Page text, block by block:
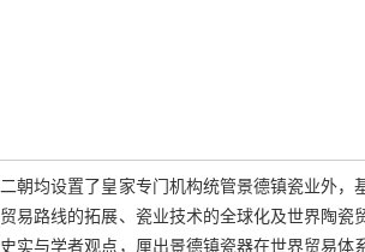
朝均设置了皇家专门机构统管景德镇瓷业外
易路线的拓展、瓷业技术的全球化及世界陶
实与学者观点，厘出景德镇瓷器在世界贸易